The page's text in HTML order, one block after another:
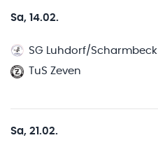
Sa, 14.02.
SG Luhdorf/Scharmbeck
TuS Zeven
Sa, 21.02.